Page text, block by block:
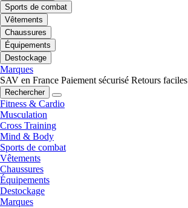
Sports de combat
Vêtements
Chaussures
Équipements
Destockage
Marques
SAV en France Paiement sécurisé Retours faciles
Rechercher
Fitness & Cardio
Musculation
Cross Training
Mind & Body
Sports de combat
Vêtements
Chaussures
Équipements
Destockage
Marques